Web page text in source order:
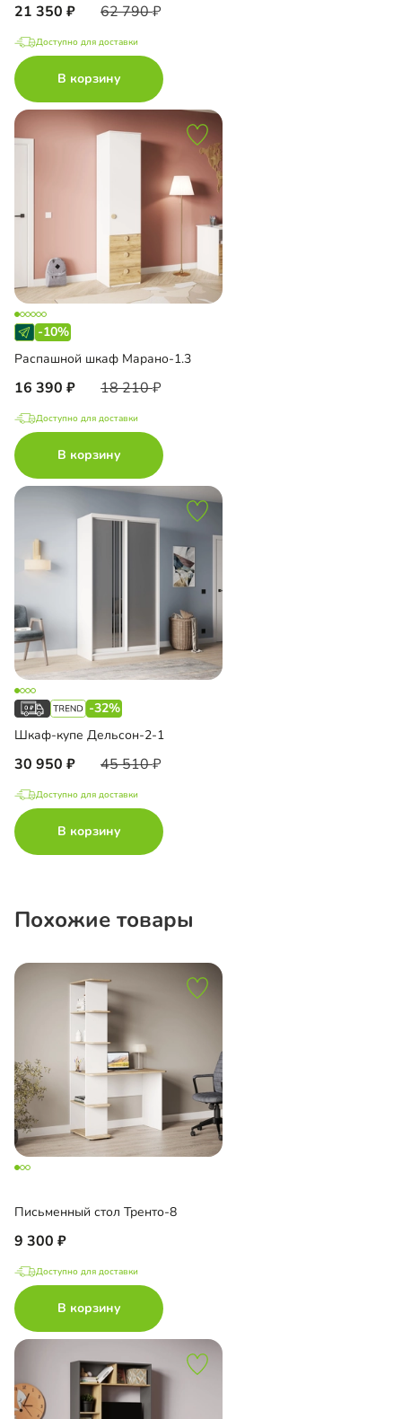
21 350 62 790
Доступно для доставки
В корзину
-10%
Распашной шкаф Марано-1.3
16 390 18 210
Доступно для доставки
В корзину
-32%
Шкаф-купе Дельсон-2-1
30 950 45 510
Доступно для доставки
В корзину
Похожие товары
Письменный стол Тренто-8
9 300
Доступно для доставки
В корзину